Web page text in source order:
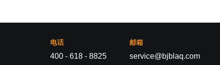
电话
400 - 618 - 8825
邮箱
service@bjblaq.com